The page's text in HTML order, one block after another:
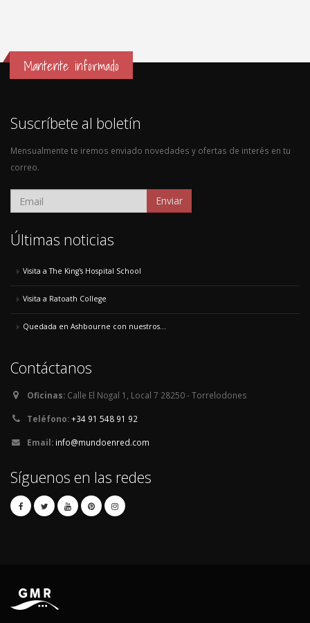
Mantente informado
Suscríbete al boletín
Mensualmente te iremos enviado novedades y ofertas de interés en tu
correo.
Enviar
Últimas noticias
Visita a The King's Hospital School
Visita a Ratoath College
Quedada en Ashbourne con nuestros...
Contáctanos
Oficinas: Calle El Nogal 1, Local 7 28250 - Torrelodones
Teléfono:+34 91 548 91 92
Email: info@mundoenred.com
Síguenos en las redes